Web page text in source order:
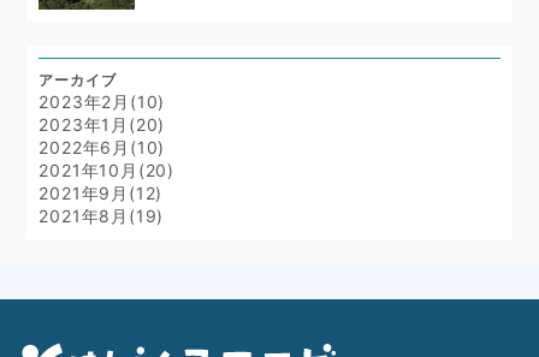
アーカイブ
2023年2月(10)
2023年1月(20)
2022年6月(10)
2021年10月(20)
2021年9月(12)
2021年8月(19)